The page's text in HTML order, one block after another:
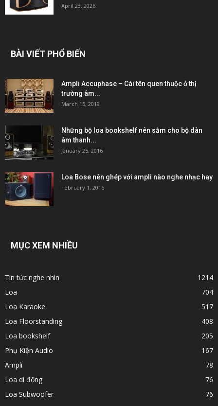
April 23, 2026
BÀI VIẾT PHỔ BIẾN
Ampli Accuphase – Cái tên quen thuộc ở thị
trường âm...
March 15, 2019
Những bộ loa bookshelf nên sắm cho bộ dàn
âm thanh...
January 25, 2016
Loa Bose nên ghép với ampli nào nghe nhạc hay
February 1, 2016
MỤC XEM NHIỀU
Tin tức nghe nhìn
1214
Loa
704
Loa Karaoke
517
Loa Floorstanding
408
Loa bookshelf
205
Phụ Kiện Audio
167
Ampli
78
Loa di động
76
Loa Subwoofer
76